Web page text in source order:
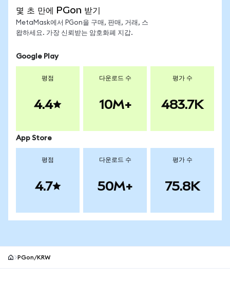
몇 초 만에 PGon 받기
MetaMask에서 PGon을 구매, 판매, 거래, 스
왑하세요. 가장 신뢰받는 암호화폐 지갑.
Google Play
평점
4.4
다운로드 수
10M+
평가 수
483.7K
App Store
평점
4.7
다운로드 수
50M+
평가 수
75.8K
PGon/KRW